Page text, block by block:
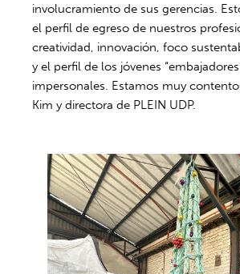
involucramiento de sus gerencias.
el perfil de egreso de nuestros
creatividad, innovación, foco
y el perfil de los jóvenes
impersonales. Estamos muy
Kim y directora de PLEIN UDP.